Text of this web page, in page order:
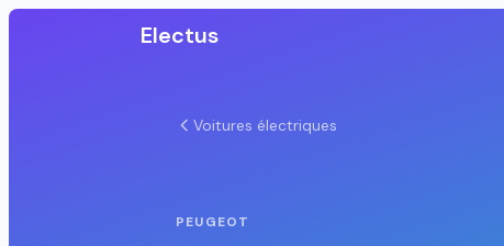
Electus
Voitures électriques
PEUGEOT